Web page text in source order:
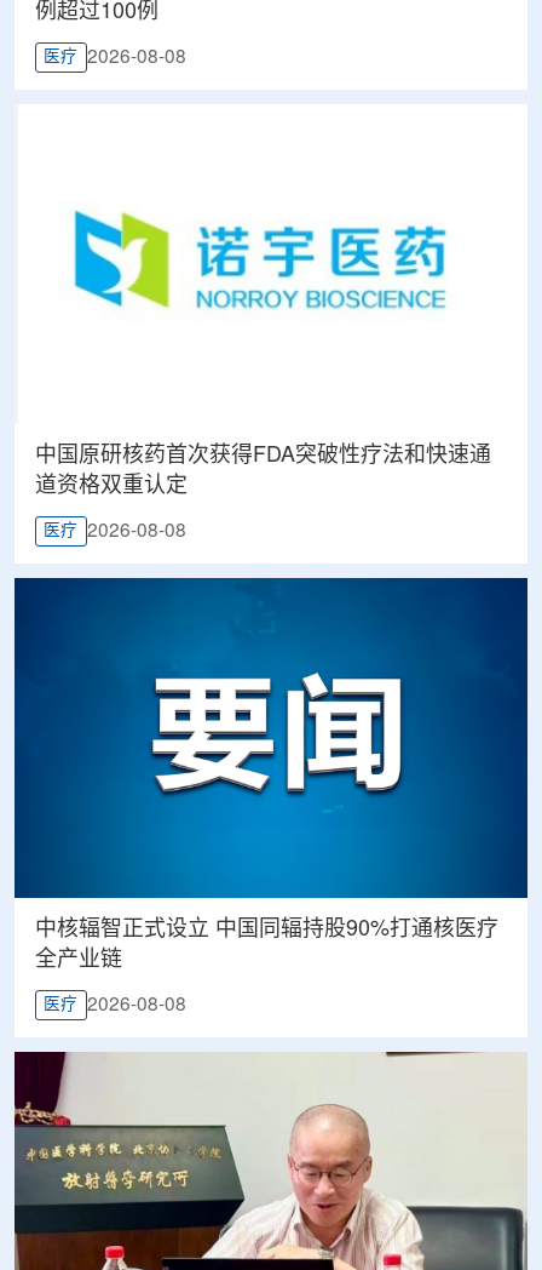
例超过100例
医疗 2026-08-08
中国原研核药首次获得FDA突破性疗法和快速通
道资格双重认定
医疗 2026-08-08
中核辐智正式设立 中国同辐持股90%打通核医疗
全产业链
医疗 2026-08-08